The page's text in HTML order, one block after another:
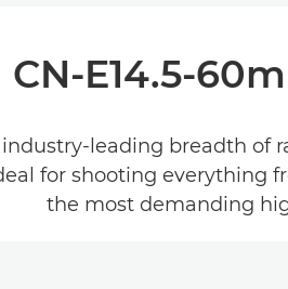
CN-E14.5-
leading breadth of
for shooting everything
the most demanding